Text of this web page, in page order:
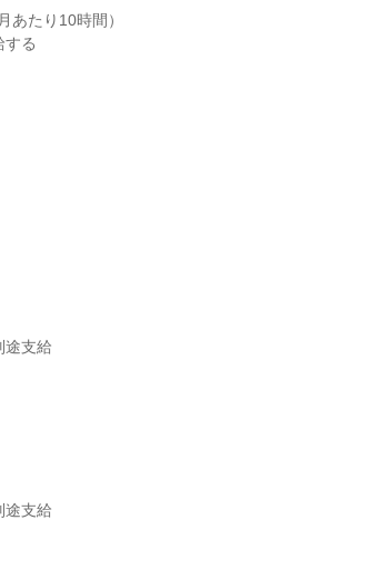
たり10時間）
する
途支給
途支給